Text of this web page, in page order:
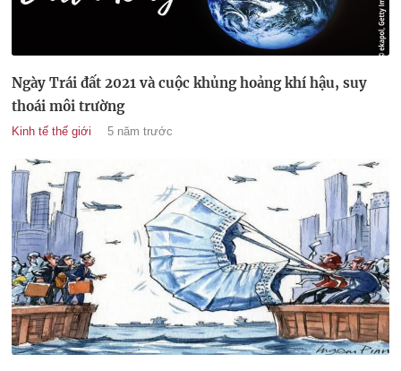
Ngày Trái đất 2021 và cuộc khủng hoảng khí hậu, suy
thoái môi trường
Kinh tế thế giới 5 năm trước